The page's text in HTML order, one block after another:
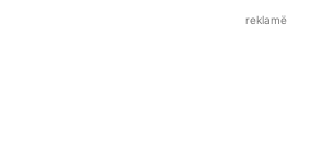
reklamë